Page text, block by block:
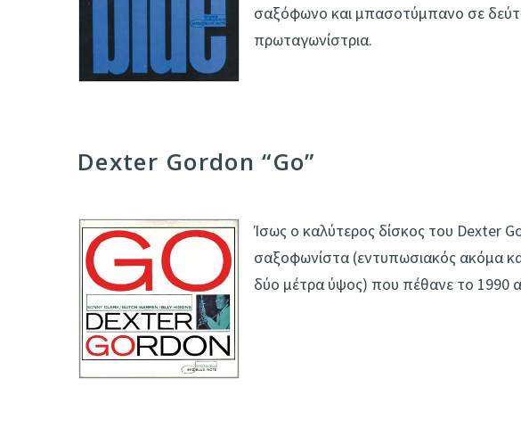
σαξόφωνο και μπασοτύμπανο σε
πρωταγωνίστρια.
Dexter Gordon “Go”
Ίσως ο καλύτερος δίσκος του Dexter
σαξοφωνίστα (εντυπωσιακός ακόμα
δύο μέτρα ύψος) που πέθανε το 1990